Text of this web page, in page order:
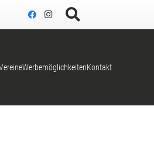
WerbemöglichkeitenKontakt